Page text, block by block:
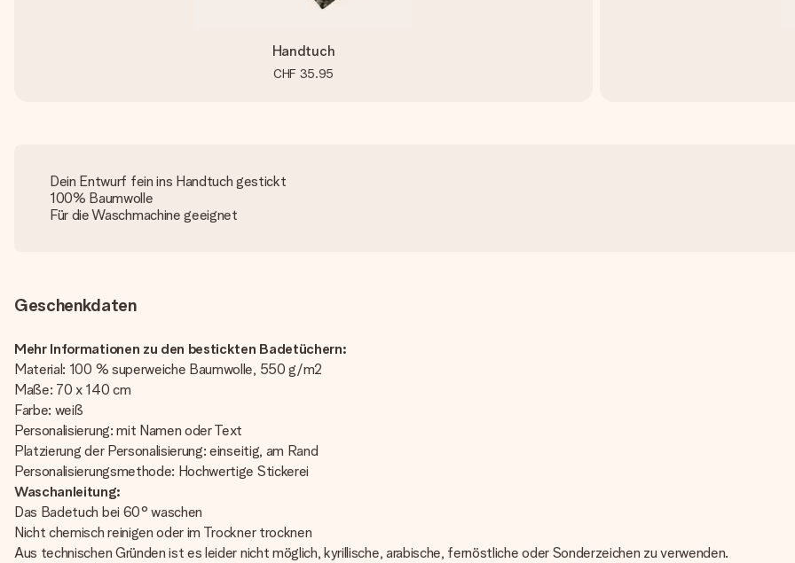
Handtuch
CHF 35.95
Dein Entwurf fein ins Handtuch gestickt
100% Baumwolle
Für die Waschmachine geeignet
Geschenkdaten
Mehr Informationen zu den bestickten Badetüchern:
Material: 100 % superweiche Baumwolle, 550 g/m2
Maße: 70 x 140 cm
Farbe: weiß
Personalisierung: mit Namen oder Text
Platzierung der Personalisierung: einseitig, am Rand
Personalisierungsmethode: Hochwertige Stickerei
Waschanleitung:
Das Badetuch bei 60° waschen
Nicht chemisch reinigen oder im Trockner trocknen
Aus technischen Gründen ist es leider nicht möglich, kyrillische, arabische, fernöstliche oder Sonderzeichen zu verwenden.